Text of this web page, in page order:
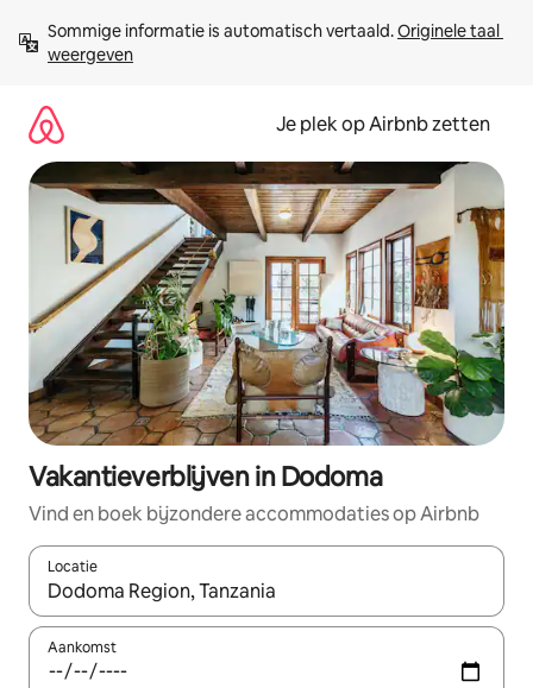
direct
naar
Sommige informatie is automatisch vertaald. Originele taal
weergeven
Je plek op Airbnb zetten
Vakantieverblijven in Dodoma
Vind en boek bijzondere accommodaties op Airbnb
Locatie
Wanneer er resultaten beschikbaar zijn, maak je een keuze
Aankomst